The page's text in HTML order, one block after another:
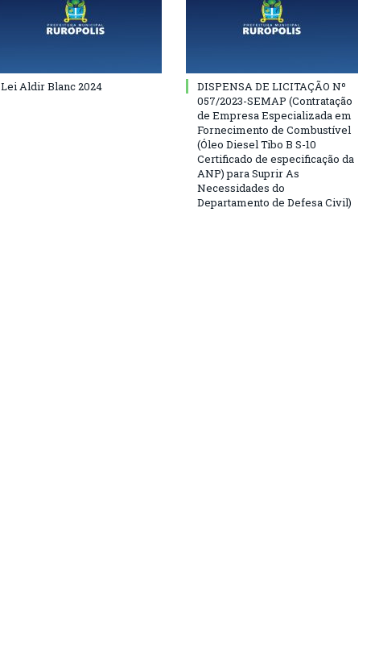
Lei Aldir Blanc 2024
DISPENSA DE LICITAÇÃO Nº
057/2023-SEMAP (Contratação
de Empresa Especializada em
Fornecimento de Combustível
(Óleo Diesel Tibo B S-10
Certificado de especificação da
ANP) para Suprir As
Necessidades do
Departamento de Defesa Civil)